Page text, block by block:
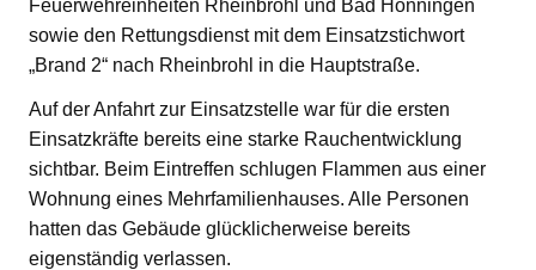
Feuerwehreinheiten Rheinbrohl und Bad Hönningen
sowie den Rettungsdienst mit dem Einsatzstichwort
„Brand 2“ nach Rheinbrohl in die Hauptstraße.
Auf der Anfahrt zur Einsatzstelle war für die ersten
Einsatzkräfte bereits eine starke Rauchentwicklung
sichtbar. Beim Eintreffen schlugen Flammen aus einer
Wohnung eines Mehrfamilienhauses. Alle Personen
hatten das Gebäude glücklicherweise bereits
eigenständig verlassen.